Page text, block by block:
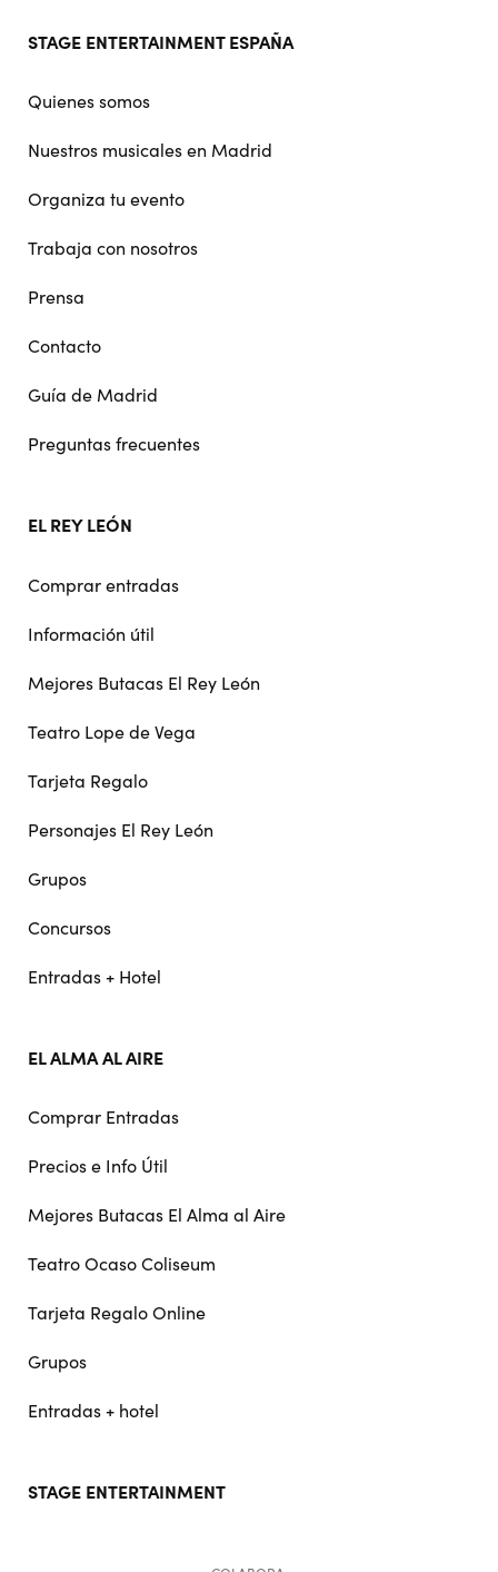
doormat
STAGE ENTERTAINMENT ESPAÑA
Quienes somos
Nuestros musicales en Madrid
Organiza tu evento
Trabaja con nosotros
Prensa
Contacto
Guía de Madrid
Preguntas frecuentes
EL REY LEÓN
Comprar entradas
Información útil
Mejores Butacas El Rey León
Teatro Lope de Vega
Tarjeta Regalo
Personajes El Rey León
Grupos
Concursos
Entradas + Hotel
EL ALMA AL AIRE
Comprar Entradas
Precios e Info Útil
Mejores Butacas El Alma al Aire
Teatro Ocaso Coliseum
Tarjeta Regalo Online
Grupos
Entradas + hotel
STAGE ENTERTAINMENT